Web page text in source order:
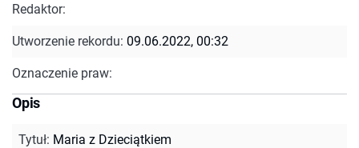
Redaktor:
Utworzenie rekordu: 09.06.2022, 00:32
Oznaczenie praw:
Opis
Tytuł: Maria z Dzieciątkiem